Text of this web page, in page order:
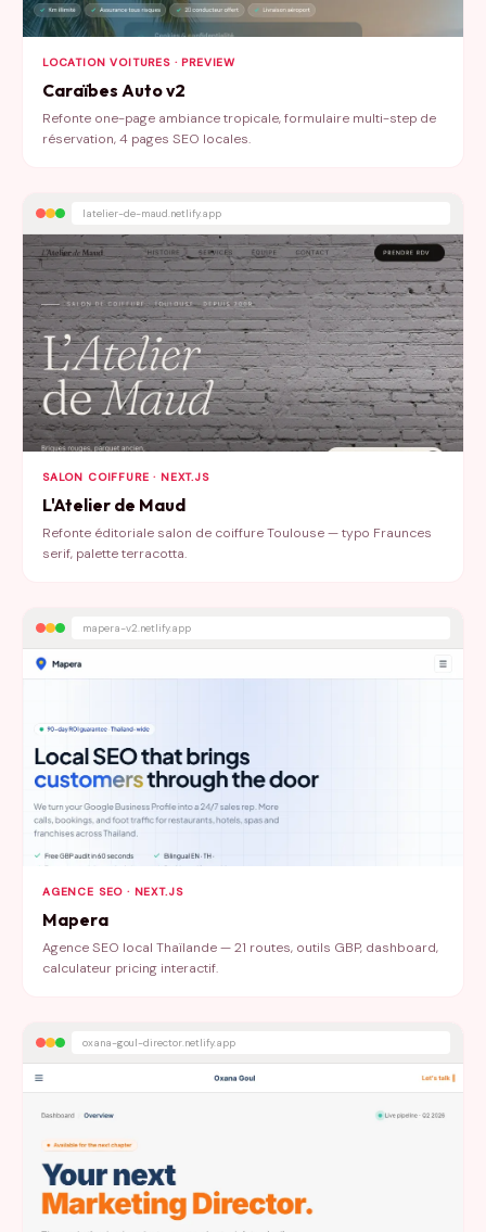
LOCATION VOITURES · PREVIEW
Caraïbes Auto v2
Refonte one-page ambiance tropicale, formulaire multi-step de
réservation, 4 pages SEO locales.
latelier-de-maud.netlify.app
SALON COIFFURE · NEXT.JS
L'Atelier de Maud
Refonte éditoriale salon de coiffure Toulouse — typo Fraunces
serif, palette terracotta.
mapera-v2.netlify.app
AGENCE SEO · NEXT.JS
Mapera
Agence SEO local Thaïlande — 21 routes, outils GBP, dashboard,
calculateur pricing interactif.
oxana-goul-director.netlify.app